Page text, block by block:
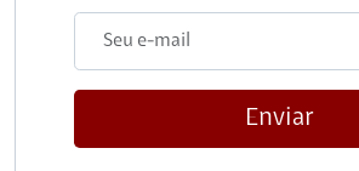
Enviar